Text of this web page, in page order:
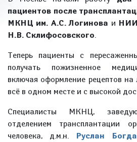
пациентов после
МКНЦ им. А.С. Логинова и НИИ
Н.В. Склифосовского.
Теперь пациенты с
получать пожизненное
включая оформление рецептов на
всё в одном месте и с высокой
Специалисты МКНЦ,
отделением трансплантации
человека, д.м.н.
Руслан